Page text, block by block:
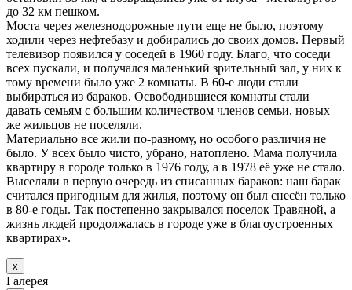
до 32 км пешком.
Моста через железнодорожные пути еще не было, поэтому
ходили через нефтебазу и добирались до своих домов. Первый
телевизор появился у соседей в 1960 году. Благо, что соседи
всех пускали, и получался маленький зрительный зал, у них к
тому времени было уже 2 комнаты. В 60-е люди стали
выбираться из бараков. Освободившиеся комнаты стали
давать семьям с большим количеством членов семьи, новых
же жильцов не поселяли.
Материально все жили по-разному, но особого различия не
было. У всех было чисто, убрано, натоплено. Мама получила
квартиру в городе только в 1976 году, а в 1978 её уже не стало.
Выселяли в первую очередь из списанных бараков: наш барак
считался пригодным для жилья, поэтому он был снесён только
в 80-е годы. Так постепенно закрывался поселок Травяной, а
жизнь людей продолжалась в городе уже в благоустроенных
квартирах».
х
Галерея